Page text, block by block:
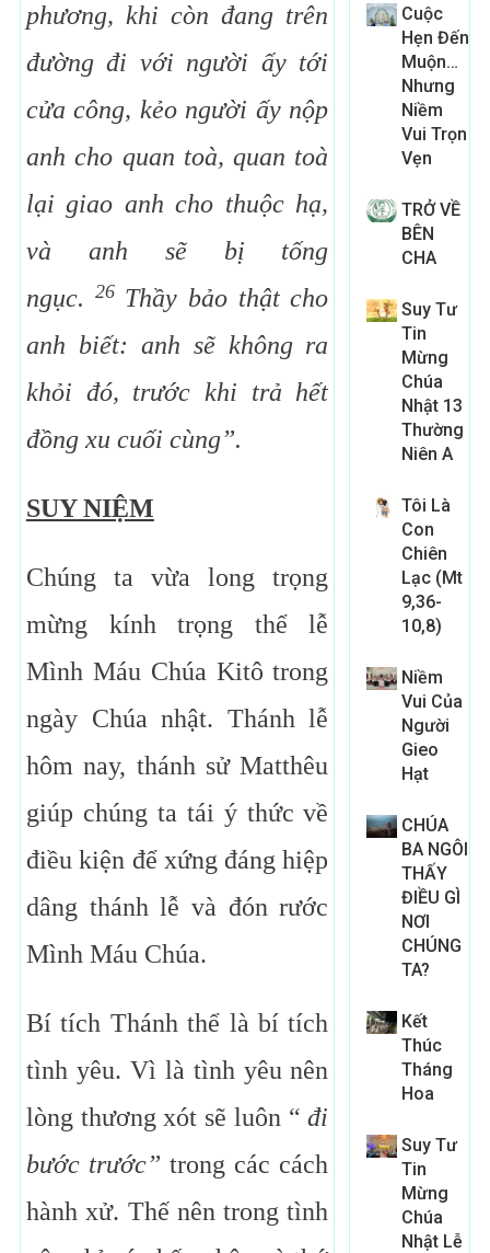
phương, khi còn đang trên
đường đi với người ấy tới
cửa công, kẻo người ấy nộp
anh cho quan toà, quan toà
lại giao anh cho thuộc hạ,
và anh sẽ bị tống
ngục. 26 Thầy bảo thật cho
anh biết: anh sẽ không ra
khỏi đó, trước khi trả hết
đồng xu cuối cùng”.
SUY NIỆM
Chúng ta vừa long trọng
mừng kính trọng thể lễ
Mình Máu Chúa Kitô trong
ngày Chúa nhật. Thánh lễ
hôm nay, thánh sử Matthêu
giúp chúng ta tái ý thức về
điều kiện để xứng đáng hiệp
dâng thánh lễ và đón rước
Mình Máu Chúa.
Bí tích Thánh thể là bí tích
tình yêu. Vì là tình yêu nên
lòng thương xót sẽ luôn “đi
bước trước”trong các cách
hành xử. Thế nên trong tình
Cuộc
Hẹn Đến
Muộn…
Nhưng
Niềm
Vui Trọn
Vẹn
TRỞ VỀ
BÊN
CHA
Suy Tư
Tin
Mừng
Chúa
Nhật 13
Thường
Niên A
Tôi Là
Con
Chiên
Lạc (Mt
9,36-
10,8)
Niềm
Vui Của
Người
Gieo
Hạt
CHÚA
BA NGÔI
THẤY
ĐIỀU GÌ
NƠI
CHÚNG
TA?
Kết
Thúc
Tháng
Hoa
Suy Tư
Tin
Mừng
Chúa
Nhật Lễ